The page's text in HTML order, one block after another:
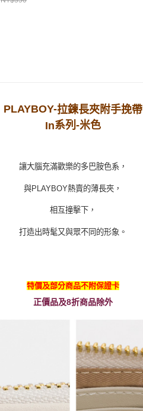
PLAYBOY-拉鍊長夾附手挽帶
In系列 -米色
讓大腦充滿歡樂的多巴胺色系，
與PLAYBOY熱賣的薄長夾，
相互撞擊下，
打造出時髦又與眾不同的形象。
特價及部分商品不附保證卡
正價品及8折商品除外